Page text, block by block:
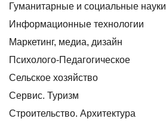
Гуманитарные и социальные науки
Информационные технологии
Маркетинг, медиа, дизайн
Психолого-Педагогическое
Сельское хозяйство
Сервис. Туризм
Строительство. Архитектура